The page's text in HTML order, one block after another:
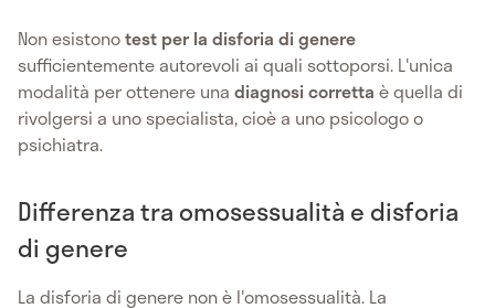
Non esistonotest per la disforia di genere
sufficientemente autorevoli ai quali sottoporsi. L'unica
modalità per ottenere una diagnosi corretta è quella di
rivolgersi a uno specialista, cioè a uno psicologo o
psichiatra.
Differenza tra omosessualità e disforia
di genere
La disforia di genere non è l'omosessualità. La